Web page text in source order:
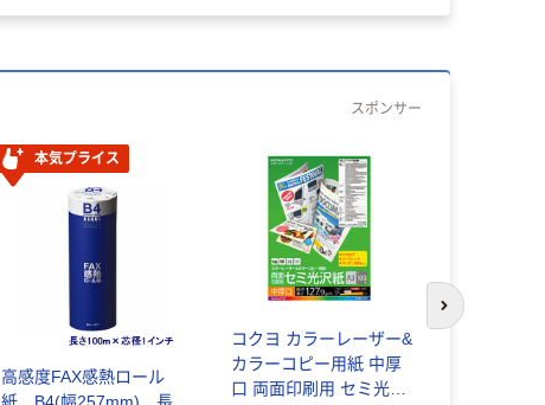
スポンサー
本気プライス
高感度FAX感熱ロール
コクヨ カラーレーザー&
カラーコピー用紙 中厚
口 両面印刷用 セミ光沢
次のスライド